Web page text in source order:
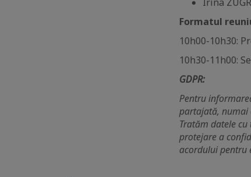
Formatul
10h00-10h30:
10h30-11h00:
GDPR:
Pentru
partajată, numai
Tratăm datele
protejare a
acordului pentru